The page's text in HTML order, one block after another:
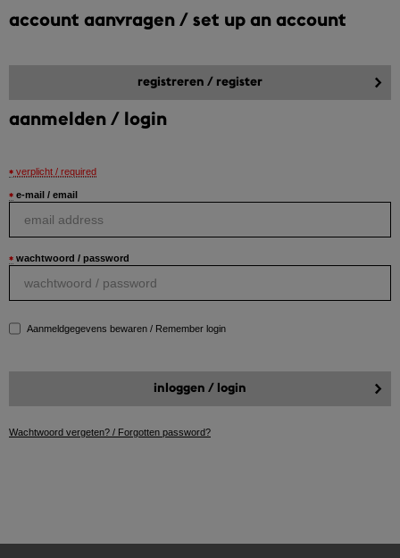
account aanvragen / set up an account
aanmelden / login
verplicht / required
e-mail / email
wachtwoord / password
Aanmeldgegevens bewaren / Remember login
Wachtwoord vergeten? / Forgotten password?